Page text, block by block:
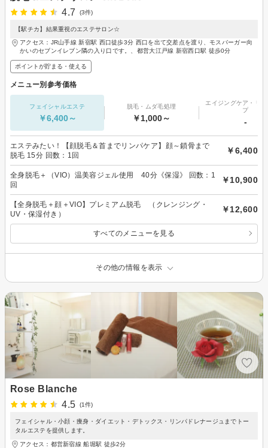
4.7
(3件)
【駅チカ】結果重視のエステサロン☆
アクセス：JR山手線 新宿駅 西口徒歩3分 西口を出て交差点を渡り、モスバーガー向
かいのセブンイレブン隣の入り口です。、都営大江戸線 新宿西口駅 徒歩0分
ポイントが貯まる・使える
メニュー別参考価格
フェイシャルエステ
￥6,400～
脱毛・ムダ毛処理
￥1,000～
エイジングケア・リ
プ
-
エステみたい！【顔脱毛＆首までリンパケア】顔～鎖骨まで
脱毛 15分 回数：1回
￥6,400
全身脱毛＋（VIO）温美容ジェル使用 40分《保湿》 回数：1
回
￥10,900
【全身脱毛＋顔＋VIO】プレミアム脱毛 （クレンジング・
UV・保湿付き）
￥12,600
すべてのメニューを見る
その他の情報を表示
Rose Blanche
4.5
(1件)
フェイシャル・小顔・痩身・ダイエット・デトックス・リンパドレナージュまでトー
タルエステを提供します。
アクセス：都営新宿線 船堀駅 徒歩2分